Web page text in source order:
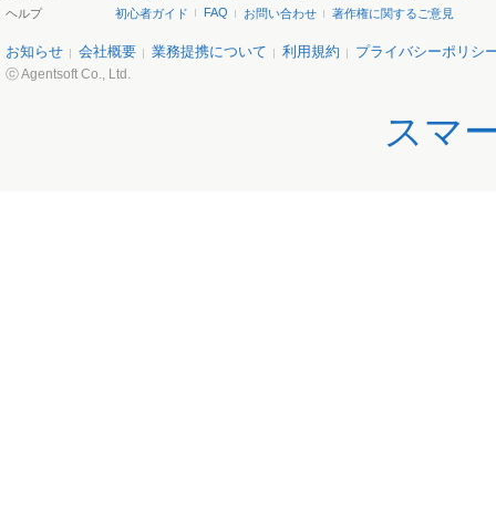
ヘルプ
初心者ガイド FAQ お問い合わせ 著作権に関するご意見
お知らせ 会社概要 業務提携について 利用規約 プライバシーポリシ
ⓒ Agentsoft Co., Ltd.
スマ